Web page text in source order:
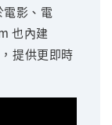
影、電
也內建
提供更即時